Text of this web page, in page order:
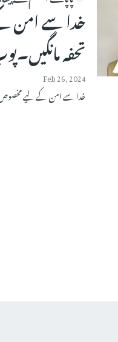
خدا سے امن
تحفہ
Feb 26, 2024
خدا سے امن کے لیے مخصوص